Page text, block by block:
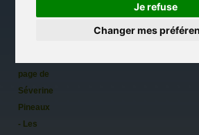
Je refuse
Changer mes
Librairie des
Carterie
originale
page de
Séverine
Pineaux
- Les